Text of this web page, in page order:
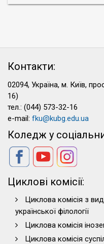
Контакти:
02094, Україна, м. Київ,
16)
тел.: (044) 573-32-16
e-mail: fku@kubg.edu.ua
Коледж у
Циклові комісії:
Циклова комісія з
української філології
Циклова комісія
Циклова комісія